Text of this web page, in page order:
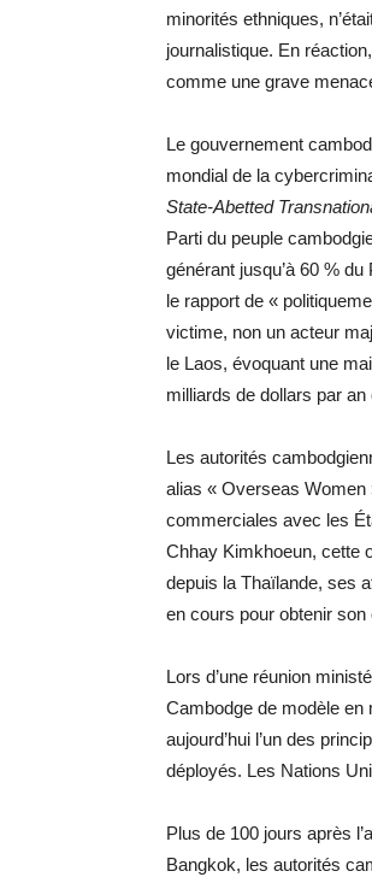
minorités ethniques,
journalistique. En
comme une grave
Le gouvernement
mondial de la
State-Abetted
Parti du peuple
générant jusqu’à 60 %
le rapport de «
victime, non un acteur
le Laos, évoquant une
milliards de dollars par
Les autorités
alias « Overseas
commerciales avec les
Chhay Kimkhoeun, cette
depuis la Thaïlande, ses
en cours pour obtenir son
Lors d’une réunion
Cambodge de modèle en
aujourd’hui l’un des
déployés. Les Nations
Plus de 100 jours après
Bangkok, les autorités